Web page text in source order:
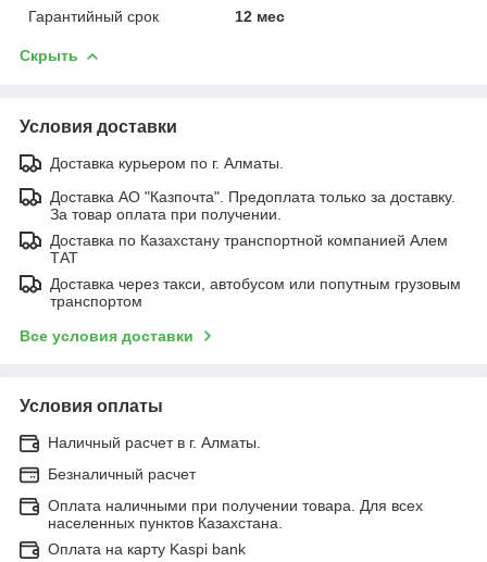
Гарантийный срок
12 мес
Скрыть
Условия доставки
Доставка курьером по г. Алматы.
Доставка АО "Казпочта". Предоплата только за доставку.
За товар оплата при получении.
Доставка по Казахстану транспортной компанией Алем
ТАТ
Доставка через такси, автобусом или попутным грузовым
транспортом
Все условия доставки
Условия оплаты
Наличный расчет в г. Алматы.
Безналичный расчет
Оплата наличными при получении товара. Для всех
населенных пунктов Казахстана.
Оплата на карту Kaspi bank